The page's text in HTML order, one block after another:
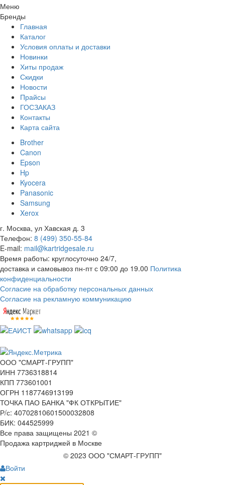
Меню
Бренды
Главная
Каталог
Условия оплаты и доставки
Новинки
Хиты продаж
Скидки
Новости
Прайсы
ГОСЗАКАЗ
Контакты
Карта сайта
Brother
Canon
Epson
Hp
Kyocera
Panasonic
Samsung
Xerox
г. Москва, ул Хавская д. 3
Телефон: 8 (499) 350-55-84
E-mail: mail@kartridgesale.ru
Время работы: круглосуточно 24/7,
доставка и самовывоз пн-пт с 09:00 до 19.00 Политика
конфиденциальности
Согласие на обработку персональных данных
Согласие на рекламную коммуникацию
ООО "СМАРТ-ГРУПП"
ИНН 7736318814
КПП 773601001
ОГРН 1187746913199
ТОЧКА ПАО БАНКА "ФК ОТКРЫТИЕ"
Р/с: 40702810601500032808
БИК: 044525999
Все права защищены 2021 ©
Продажа картриджей в Москве
© 2023 ООО "СМАРТ-ГРУПП"
Войти